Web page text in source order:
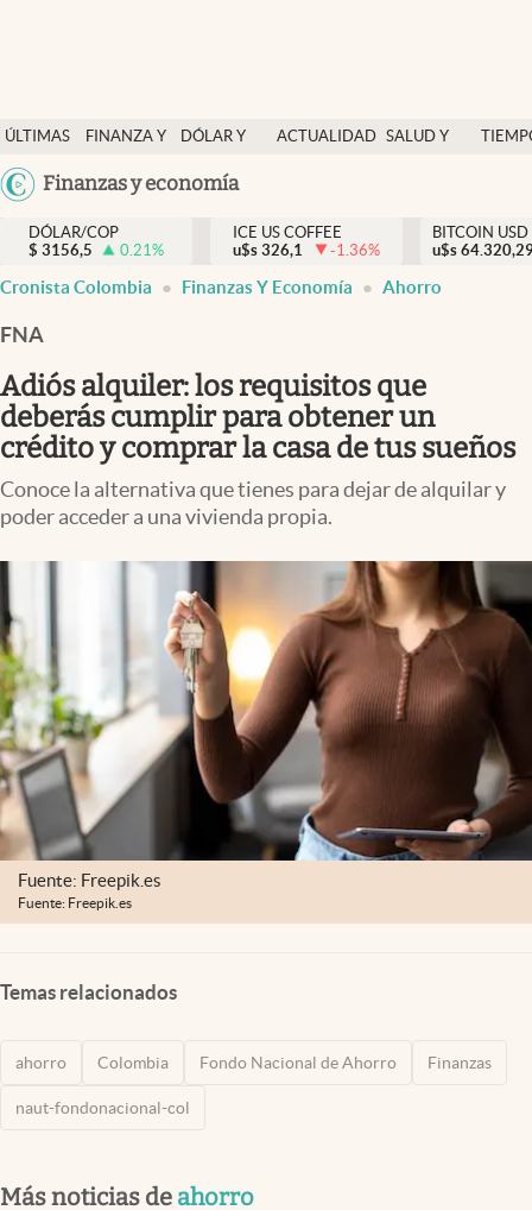
ÚLTIMAS
NOTICIAS
FINANZA Y
DÓLAR Y
ACTUALIDAD SALUD Y
México
Finanzas y economía
Salud y nutrición
Vida espiritual
Actualidad
Colombia
DÓLAR/COP
$ 3156,5 0.21%
ICE US COFFEE
u$s 326,1 -1.36%
BITCOIN USD
u$s
Cronista Colombia Finanzas Y Economía Ahorro
FNA
Adiós alquiler: los requisitos que
deberás cumplir para obtener un
crédito y comprar la casa de tus sueños
Conoce la alternativa que tienes para dejar de alquilar y
poder acceder a una vivienda propia.
Fuente: Freepik.es
Fuente: Freepik.es
Temas relacionados
ahorro Colombia Fondo Nacional de Ahorro Finanzas
naut-fondonacional-col
Más noticias de ahorro